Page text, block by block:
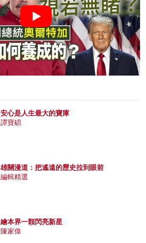
安心是人生最大的寶庫
譚寶碩
雄關漫道：把遙遠的歷史拉到眼前
編輯精選
繪本界一顆閃亮新星
陳家偉